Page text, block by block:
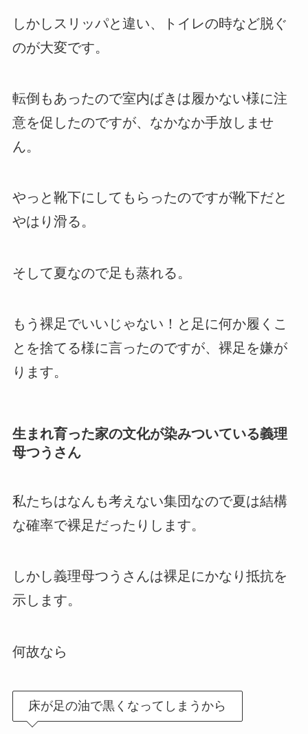
しかしスリッパと違い、トイレの時など脱ぐ
のが大変です。
転倒もあったので室内ばきは履かない様に注
意を促したのですが、なかなか手放しませ
ん。
やっと靴下にしてもらったのですが靴下だと
やはり滑る。
そして夏なので足も蒸れる。
もう裸足でいいじゃない！と足に何か履くこ
とを捨てる様に言ったのですが、裸足を嫌が
ります。
生まれ育った家の文化が染みついている義理
母つうさん
私たちはなんも考えない集団なので夏は結構
な確率で裸足だったりします。
しかし義理母つうさんは裸足にかなり抵抗を
示します。
何故なら
床が足の油で黒くなってしまうから